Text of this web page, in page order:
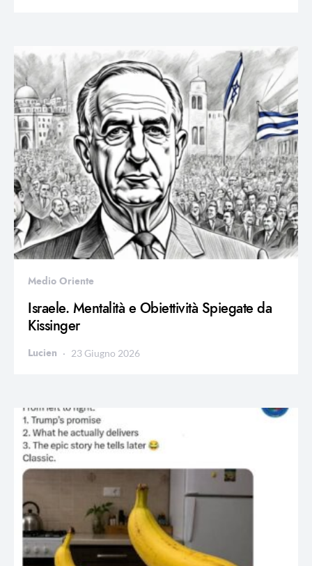
Medio Oriente
Israele. Mentalità e Obiettività Spiegate da
Kissinger
Lucien 23 Giugno 2026